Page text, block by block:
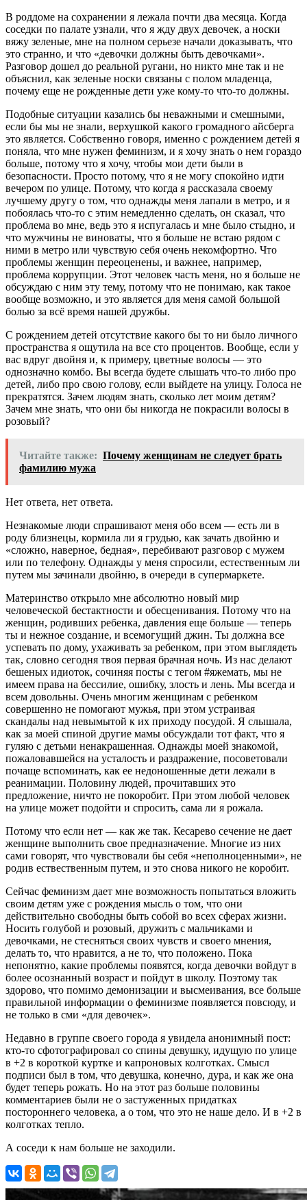
В роддоме на сохранении я лежала почти два месяца. Когда
соседки по палате узнали, что я жду двух девочек, а носки
вяжу зеленые, мне на полном серьезе начали доказывать, что
это странно, и что «девочки должны быть девочками».
Разговор дошел до реальной ругани, но никто мне так и не
объяснил, как зеленые носки связаны с полом младенца,
почему еще не рожденные дети уже кому-то что-то должны.
Подобные ситуации казались бы неважными и смешными,
если бы мы не знали, верхушкой какого громадного айсберга
это является. Собственно говоря, именно с рождением детей я
поняла, что мне нужен феминизм, и я хочу знать о нем гораздо
больше, потому что я хочу, чтобы мои дети были в
безопасности. Просто потому, что я не могу спокойно идти
вечером по улице. Потому, что когда я рассказала своему
лучшему другу о том, что однажды меня лапали в метро, и я
побоялась что-то с этим немедленно сделать, он сказал, что
проблема во мне, ведь это я испугалась и мне было стыдно, и
что мужчины не виноваты, что я больше не встаю рядом с
ними в метро или чувствую себя очень некомфортно. Что
проблемы женщин переоценены, и важнее, например,
проблема коррупции. Этот человек часть меня, но я больше не
обсуждаю с ним эту тему, потому что не понимаю, как такое
вообще возможно, и это является для меня самой большой
болью за всё время нашей дружбы.
С рождением детей отсутствие какого бы то ни было личного
пространства я ощутила на все сто процентов. Вообще, если у
вас вдруг двойня и, к примеру, цветные волосы — это
однозначно комбо. Вы всегда будете слышать что-то либо про
детей, либо про свою голову, если выйдете на улицу. Голоса не
прекратятся. Зачем людям знать, сколько лет моим детям?
Зачем мне знать, что они бы никогда не покрасили волосы в
розовый?
Читайте также: Почему женщинам не следует брать
фамилию мужа
Нет ответа, нет ответа.
Незнакомые люди спрашивают меня обо всем — есть ли в
роду близнецы, кормила ли я грудью, как зачать двойню и
«сложно, наверное, бедная», перебивают разговор с мужем
или по телефону. Однажды у меня спросили, естественным ли
путем мы зачинали двойню, в очереди в супермаркете.
Материнство открыло мне абсолютно новый мир
человеческой бестактности и обесценивания. Потому что на
женщин, родивших ребенка, давления еще больше — теперь
ты и нежное создание, и всемогущий джин. Ты должна все
успевать по дому, ухаживать за ребенком, при этом выглядеть
так, словно сегодня твоя первая брачная ночь. Из нас делают
бешеных идиоток, сочиняя посты с тегом #яжемать, мы не
имеем права на бессилие, ошибку, злость и лень. Мы всегда и
всем довольны. Очень многим женщинам с ребенком
совершенно не помогают мужья, при этом устраивая
скандалы над невымытой к их приходу посудой. Я слышала,
как за моей спиной другие мамы обсуждали тот факт, что я
гуляю с детьми ненакрашенная. Однажды моей знакомой,
пожаловавшейся на усталость и раздражение, посоветовали
почаще вспоминать, как ее недоношенные дети лежали в
реанимации. Половину людей, прочитавших это
предложение, ничто не покоробит. При этом любой человек
на улице может подойти и спросить, сама ли я рожала.
Потому что если нет — как же так. Кесарево сечение не дает
женщине выполнить свое предназначение. Многие из них
сами говорят, что чувствовали бы себя «неполноценными», не
родив ествественным путем, и это снова никого не коробит.
Сейчас феминизм дает мне возможность попытаться вложить
своим детям уже с рождения мысль о том, что они
действительно свободны быть собой во всех сферах жизни.
Носить голубой и розовый, дружить с мальчиками и
девочками, не стесняться своих чувств и своего мнения,
делать то, что нравится, а не то, что положено. Пока
непонятно, какие проблемы появятся, когда девочки войдут в
более осознанный возраст и пойдут в школу. Поэтому так
здорово, что помимо демонизации и высмеивания, все больше
правильной информации о феминизме появляется повсюду, и
не только в сми «для девочек».
Недавно в группе своего города я увидела анонимный пост:
кто-то сфотографировал со спины девушку, идущую по улице
в +2 в короткой куртке и капроновых колготках. Смысл
подписи был в том, что девушка, конечно, дура, и как же она
будет теперь рожать. Но на этот раз больше половины
комментариев были не о застуженных придатках
постороннего человека, а о том, что это не наше дело. И в +2 в
колготках тепло.
А соседи к нам больше не заходили.